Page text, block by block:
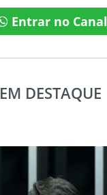
Entrar no Canal
EM DESTAQUE